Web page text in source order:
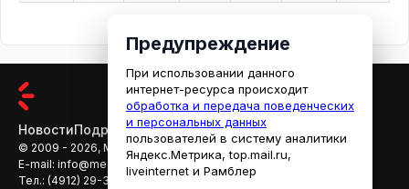
НовостиПодробностиАфишаКино
© 2009 - 2026, МЕДИАРЯЗАНЬ
E-mail: info@mediaryazan.ru
reklama@mediaryazan.ru
Тел.: (4912) 29-33-66
Предупреждение
При использовании данного
интернет-ресурса происходит
обработка и передача поведенческих
и персональных данных
пользователей в систему аналитики
Яндекс.Метрика, top.mail.ru,
liveinternet и Рамблер